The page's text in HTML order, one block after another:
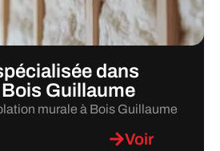
dans
Bois Guillaume
murale à Bois Guillaume
Voir